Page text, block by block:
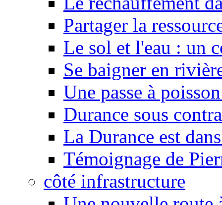
Partager la
Le sol et l'eau : un
Se baigner en
Une passe à
Durance sous
La Durance est
Témoignage de
côté infrastructure